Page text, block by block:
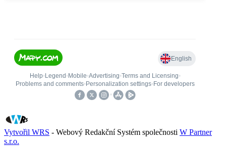
Vytvořil WRS - Webový Redakční Systém společnosti W Partner
s.r.o.